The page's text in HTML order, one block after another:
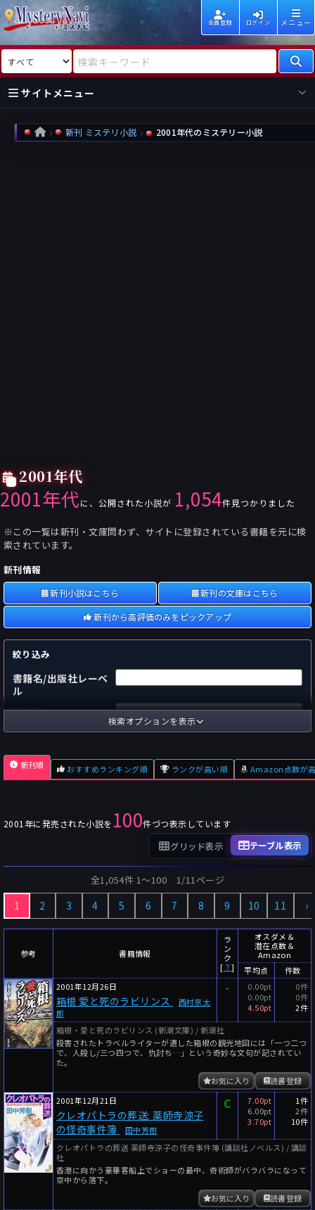
会員登録 ログイン メニュー
検索対象 検索キーワード
サイトメニュー
国内
作家
海外
作家
新着
レビュー
情報
HOME 新刊 ミステリ小説 2001年代のミステリー小説
2001年代
2001年代に、公開された小説が 1,054件見つかりました
※この一覧は新刊・文庫問わず、サイトに登録されている書籍を元に検
索されています。
新刊情報
新刊小説はこちら
新刊の文庫はこちら
新刊から高評価のみをピックアップ
絞り込み
書籍名/出版社レーベ
ル
著者名
国内
海外
出版社
フォーマット
単行本
～
Pt
～
Pt
～
レビュー数
～
件
読者数
～
人
年代
年代と月の範囲
先月以降 今月以降
年
月
年
絞り込みリセット
検索オプションを表示
新刊順 おすすめランキング順 ランクが高い順 Amazon点数が
2001年に発売された小説を 100件づつ表示しています
グリッド表示 テーブル表示
全1,054件 1〜100 1/11ページ
1 2 3 4 5 6 7 8 9 10 11 ›
参考 書籍情報
ラ
ン
ク
[ ？]
オスダメ＆
潜在点数＆
Amazon
平均点
件数
2001年12月26日
箱根 愛と死のラビリンス
西村京太
郎
-
0.00pt
0.00pt
4.50pt
0件
0件
2件
箱根・愛と死のラビリンス (新潮文庫) / 新潮社
殺害されたトラベルライターが遺した箱根の観光地図には「一つ二つ
で、人殺し/三つ四つで、仇討ち…」という奇妙な文句が記されてい
た。
読書登録
お気に入り
2001年12月21日
クレオパトラの葬送: 薬師寺涼子
の怪奇事件簿
田中芳樹
C
7.00pt
6.00pt
3.70pt
1件
2件
10件
クレオパトラの葬送 薬師寺涼子の怪奇事件簿 (講談社ノベルス) / 講談
社
香港に向かう豪華客船上でショーの最中、奇術師がバラバラになって
空中から落下。
読書登録
お気に入り